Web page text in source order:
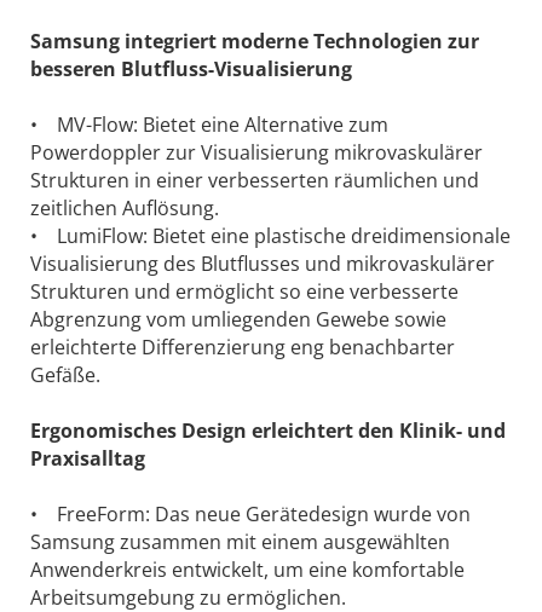
Samsung integriert moderne Technologien zur
besseren Blutfluss-Visualisierung
• MV-Flow: Bietet eine Alternative zum
Powerdoppler zur Visualisierung mikrovaskulärer
Strukturen in einer verbesserten räumlichen und
zeitlichen Auflösung.
• LumiFlow: Bietet eine plastische dreidimensionale
Visualisierung des Blutflusses und mikrovaskulärer
Strukturen und ermöglicht so eine verbesserte
Abgrenzung vom umliegenden Gewebe sowie
erleichterte Differenzierung eng benachbarter
Gefäße.
Ergonomisches Design erleichtert den Klinik- und
Praxisalltag
• FreeForm: Das neue Gerätedesign wurde von
Samsung zusammen mit einem ausgewählten
Anwenderkreis entwickelt, um eine komfortable
Arbeitsumgebung zu ermöglichen.